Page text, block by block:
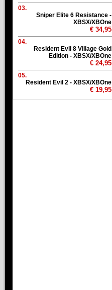
03.
Sniper Elite 6 Resistance -
XBSX/XBOne
€ 34,95
04.
Resident Evil 8 Village Gold
Edition - XBSX/XBOne
€ 24,95
05.
Resident Evil 2 - XBSX/XBOne
€ 19,95